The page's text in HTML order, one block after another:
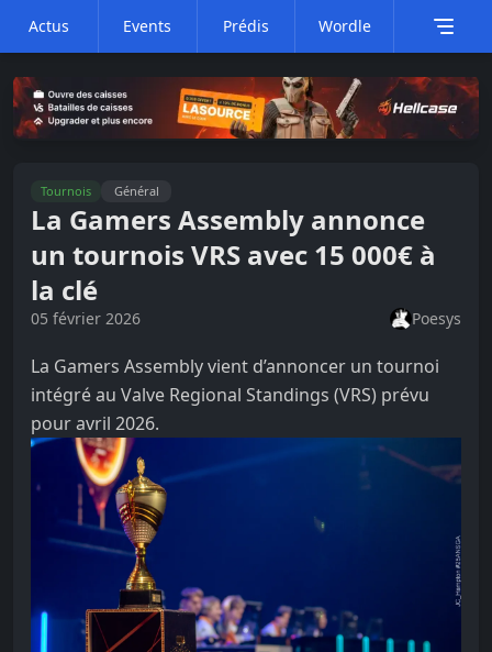
Actus Events Prédis Wordle
Tournois Général
La Gamers Assembly annonce
un tournois VRS avec 15 000€ à
la clé
05 février 2026 Poesys
La Gamers Assembly vient d’annoncer un tournoi
intégré au Valve Regional Standings (VRS) prévu
pour avril 2026.